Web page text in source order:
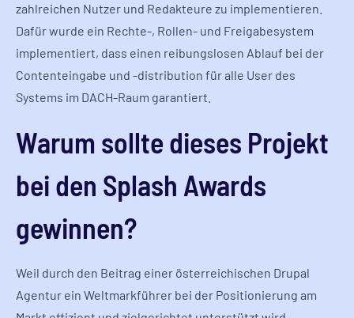
zahlreichen Nutzer und Redakteure zu implementieren.
Dafür wurde ein Rechte-, Rollen- und Freigabesystem
implementiert, dass einen reibungslosen Ablauf bei der
Contenteingabe und -distribution für alle User des
Systems im DACH-Raum garantiert.
Warum sollte dieses Projekt
bei den Splash Awards
gewinnen?
Weil durch den Beitrag einer österreichischen Drupal
Agentur ein Weltmarkführer bei der Positionierung am